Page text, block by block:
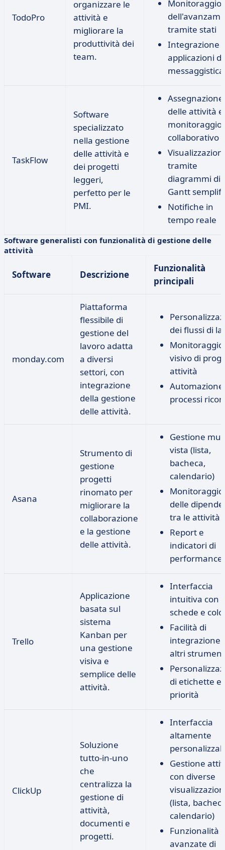
TodoPro
organizzare le
attività e
migliorare la
produttività dei
team.
Monitoraggio
tramite stati
Integrazione
applicazioni di
messaggistica
TaskFlow
Software
specializzato
nella gestione
delle attività e
dei progetti
leggeri,
perfetto per le
PMI.
Assegnazione
delle attività e
monitoraggio
collaborativo
tramite
diagrammi di
Gantt
Notifiche in
tempo reale
Software generalisti con funzionalità di gestione delle
attività
Software Descrizione
Funzionalità
principali
monday.com
Piattaforma
flessibile di
gestione del
lavoro adatta
a diversi
settori, con
integrazione
della gestione
delle attività.
dei flussi di
Monitoraggio
visivo di
attività
processi
Asana
Strumento di
gestione
progetti
rinomato per
migliorare la
collaborazione
e la gestione
delle attività.
Gestione
vista (lista,
bacheca,
calendario)
Monitoraggio
delle
tra le attività
Report e
indicatori di
performance
Trello
Applicazione
basata sul
sistema
Kanban per
una gestione
visiva e
semplice delle
attività.
Interfaccia
intuitiva con
schede e
Facilità di
integrazione
altri
di etichette e
priorità
ClickUp
Soluzione
tutto-in-uno
che
centralizza la
gestione di
attività,
documenti e
progetti.
Interfaccia
altamente
Gestione
con diverse
(lista,
calendario)
Funzionalità
avanzate di